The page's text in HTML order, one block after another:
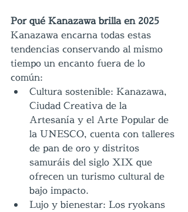
Por qué Kanazawa brilla en 2025
Kanazawa encarna todas estas
tendencias conservando al mismo
tiempo un encanto fuera de lo
común:
Cultura sostenible: Kanazawa,
Ciudad Creativa de la
Artesanía y el Arte Popular de
la UNESCO, cuenta con talleres
de pan de oro y distritos
samuráis del siglo XIX que
ofrecen un turismo cultural de
bajo impacto.
Lujo y bienestar: Los ryokans